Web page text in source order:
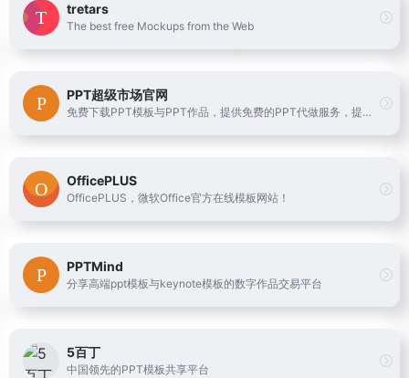
tretars
The best free Mockups from the Web
PPT超级市场官网
免费下载PPT模板与PPT作品，提供免费的PPT代做服务，提供一站式PPT(模板、定制、工具、教程)服务，有了它，一切制作PPT的烦恼都将成为过去！
OfficePLUS
OfficePLUS，微软Office官方在线模板网站！
PPTMind
分享高端ppt模板与keynote模板的数字作品交易平台
5百丁
中国领先的PPT模板共享平台